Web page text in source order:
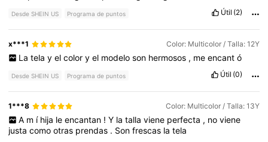
Desde SHEIN US Programa de puntos Útil (2)
x***1 Color: Multicolor / Talla: 12Y
La tela y el color y el modelo son hermosos , me encant ó
Desde SHEIN US Programa de puntos Útil (0)
1***8 Color: Multicolor / Talla: 13Y
A m í hija le encantan ! Y la talla viene perfecta , no viene
justacomootras prendas . Sonfrescas latela